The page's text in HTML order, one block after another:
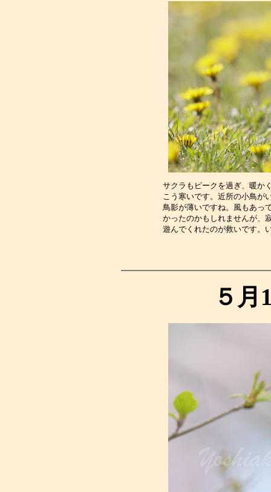
サクラもピークを過ぎ、暖か
こう寒いです。近所の小鳥が
鳥影が薄いですね。風もあっ
かったのかもしれませんが、
遊んでくれたのが救いで
５月